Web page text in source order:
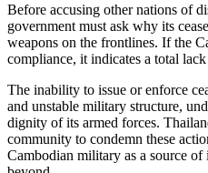
Before accusing other nations of
government must ask why its
weapons on the frontlines. If the
compliance, it indicates a total
The inability to issue or enforce
and unstable military structure,
dignity of its armed forces.
community to condemn these
Cambodian military as a source